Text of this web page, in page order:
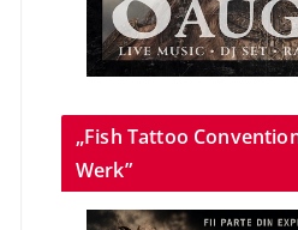
„Fish Tattoo
Werk”